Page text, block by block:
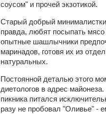
соусом" и прочей экзотикой.
Старый добрый
правда, любят посыпать
опытные шашлычники
маринадов, готовя их из
натуральных.
Постоянной деталью этого
диетологов в адрес
пикника питался
разу не пробовал "Оливье" -